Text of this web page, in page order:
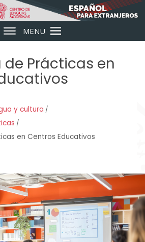
MENU
Prácticas en
y cultura
en Centros Educativos